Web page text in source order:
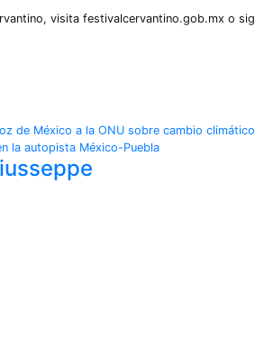
visita festivalcervantino.gob.mx o
de México a la ONU sobre cambio climático
la autopista México-Puebla